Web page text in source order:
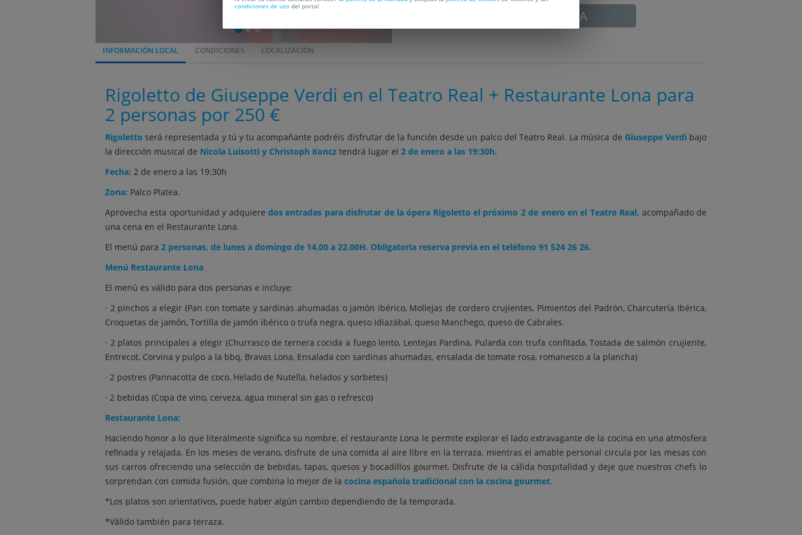
CADUCADA
INFORMACIÓN LOCAL CONDICIONES LOCALIZACIÓN
Rigoletto de Giuseppe Verdi en el Teatro Real + Restaurante Lona para
2 personas por 250 €
Rigoletto será representada y tú y tu acompañante podréis disfrutar de la función desde un palco del Teatro Real. La música de Giuseppe Verdi bajo
la dirección musical de Nicola Luisotti y Christoph Koncz tendrá lugar el 2 de enero a las 19:30h.
Fecha: 2 de enero a las 19:30h
Zona: Palco Platea.
Aprovecha esta oportunidad y adquiere dos entradas para disfrutar de la ópera Rigoletto el próximo 2 de enero en el Teatro Real, acompañado de
una cena en el Restaurante Lona.
El menú para 2 personas, de lunes a domingo de 14.00 a 22.00H. Obligatoria reserva previa en el teléfono 91 524 26 26.
Menú Restaurante Lona
El menú es válido para dos personas e incluye:
· 2 pinchos a elegir (Pan con tomate y sardinas ahumadas o jamón ibérico, Mollejas de cordero crujientes, Pimientos del Padrón, Charcutería Ibérica,
Croquetas de jamón, Tortilla de jamón ibérico o trufa negra, queso Idiazábal, queso Manchego, queso de Cabrales.
· 2 platos principales a elegir (Churrasco de ternera cocida a fuego lento, Lentejas Pardina, Pularda con trufa confitada, Tostada de salmón crujiente,
Entrecot, Corvina y pulpo a la bbq, Bravas Lona, Ensalada con sardinas ahumadas, ensalada de tomate rosa, romanesco a la plancha)
· 2 postres (Pannacotta de coco, Helado de Nutella, helados y sorbetes)
· 2 bebidas (Copa de vino, cerveza, agua mineral sin gas o refresco)
Restaurante Lona:
Haciendo honor a lo que literalmente significa su nombre, el restaurante Lona le permite explorar el lado extravagante de la cocina en una atmósfera
refinada y relajada. En los meses de verano, disfrute de una comida al aire libre en la terraza, mientras el amable personal circula por las mesas con
sus carros ofreciendo una selección de bebidas, tapas, quesos y bocadillos gourmet. Disfrute de la cálida hospitalidad y deje que nuestros chefs lo
sorprendan con comida fusión, que combina lo mejor de la cocina española tradicional con la cocina gourmet.
*Los platos son orientativos, puede haber algún cambio dependiendo de la temporada.
*Válido también para terraza.
condiciones de uso del portal